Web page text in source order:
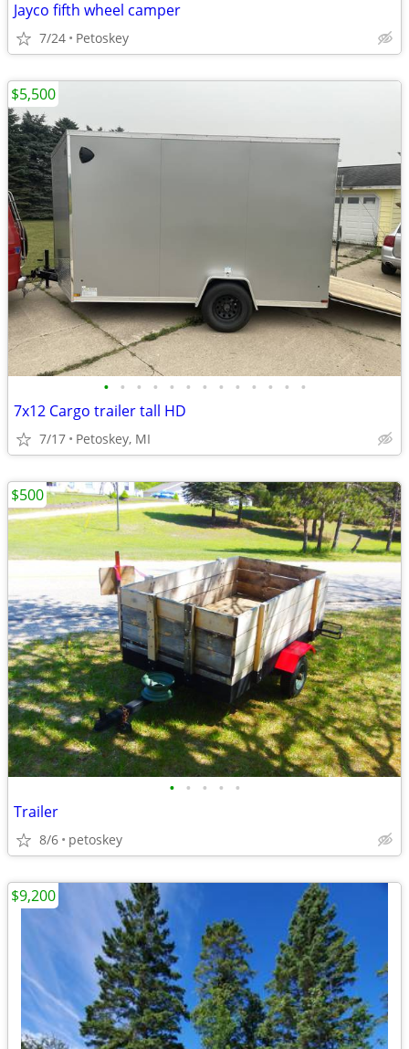
Jayco fifth wheel camper
7/24 Petoskey
• • • • • • • • • • • • •
7x12 Cargo trailer tall HD
7/17 Petoskey, MI
$5,500
• • • • •
Trailer
8/6 petoskey
$500
$9,200